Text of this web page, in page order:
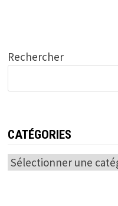
Rechercher
CATÉGORIES
Catégories